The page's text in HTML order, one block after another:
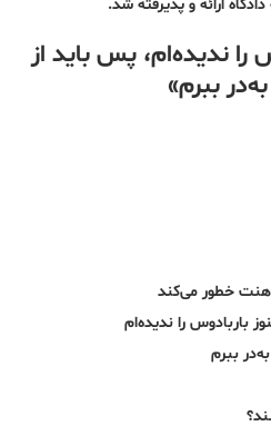
ارائه و پذیرفته شد.
را ندیده‌ام، پس باید از
ببرم»
خطور می‌کند
باربادوس را ندیده‌ام
ببرم